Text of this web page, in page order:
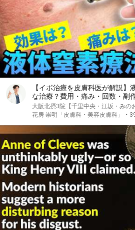
【イボ治療を皮膚科医が解説】
な治療？費用・痛み・回数・副
大阪北摂3院【千里中央・江坂・みの
花房 崇明「皮膚科・美容皮膚科」
•